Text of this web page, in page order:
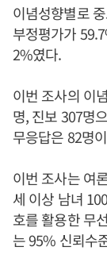
이념성향별로
부정평가가
2%였다.
이번 조사의 이
명, 진보 307명
무응답은 82명
이번 조사는 여
세 이상 남녀
호를 활용한 무
는 95% 신뢰수